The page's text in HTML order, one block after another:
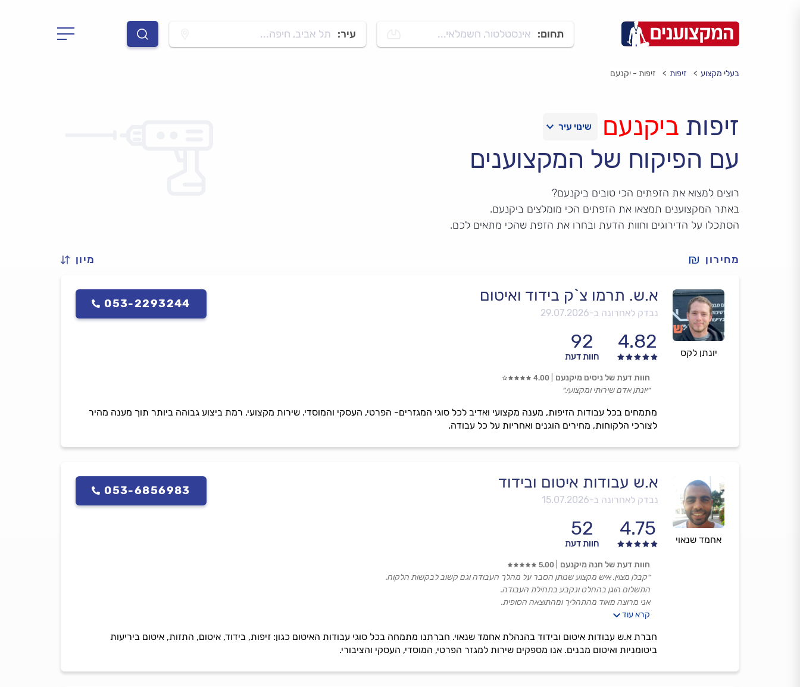
תחום: אינסטלטור, חשמלאי... עיר: תל אביב, חיפה...
בעלי מקצוע זיפות זיפות - יקנעם
זיפות ביקנעם
עם הפיקוח של המקצוענים
רוצים למצוא את הזפתים הכי טובים ביקנעם?
באתר המקצוענים תמצאו את הזפתים הכי מומלצים ביקנעם.
הסתכלו על הדירוגים וחוות הדעת ובחרו את הזפת שהכי מתאים לכם.
מחירון מיון
יונתן לקס
א.ש. תרמו צ`ק בידוד ואיטום
נבדק לאחרונה ב-29.07.2026
4.82
92
חוות דעת
053-2293244
מתמחים בכל עבודות הזיפות, מענה מקצועי ואדיב לכל סוגי המגזרים- הפרטי, העסקי והמוסדי. שירות מקצועי, רמת ביצוע גבוהה ביותר תוך מענה מהיר
לצורכי הלקוחות, מחירים הוגנים ואחריות על כל עבודה.
חוות דעת של ניסים מיקנעם 4.00
״יונתן אדם שירותי ומקצועי.״
אחמד שנאוי
א.ש עבודות איטום ובידוד
נבדק לאחרונה ב-15.07.2026
4.75
52
חוות דעת
053-6856983
חברת א.ש עבודות איטום ובידוד בהנהלת אחמד שנאוי. חברתנו מתמחה בכל סוגי עבודות האיטום כגון: זיפות, בידוד, איטום, התזות, איטום ביריעות
ביטומניות ואיטום מבנים. אנו מספקים שירות למגזר הפרטי, המוסדי, העסקי והציבורי.
חוות דעת של חנה מיקנעם 5.00
״קבלן מצוין. איש מקצוע שנותן הסבר על מהלך העבודה וגם קשוב לבקשות הלקוח.
התשלום הוגן בהחלט ונקבע בתחילת העבודה.
אני מרוצה מאוד מהתהליך ומהתוצאה הסופית.
מומלץ מאוד!״
קרא עוד